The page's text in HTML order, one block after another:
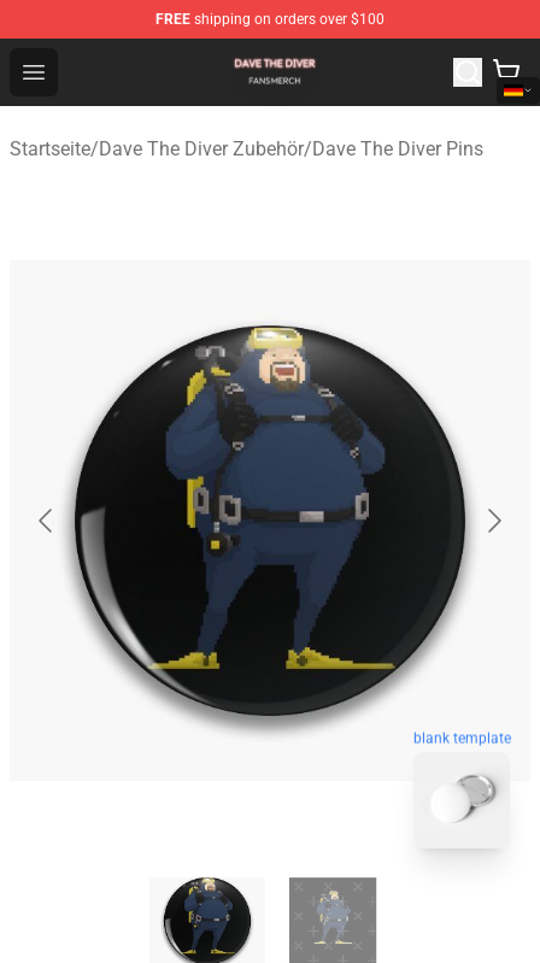
FREE shipping on orders over $100
Open menu
Dave The Diver Shop - Official Dave The Diver
Startseite/Dave The Diver Zubehör/Dave The Diver Pins
blank template